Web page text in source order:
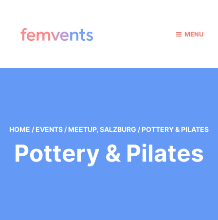
MENU
HOME / EVENTS / MEETUP, SALZBURG / POTTERY & PILATES
Pottery & Pilates